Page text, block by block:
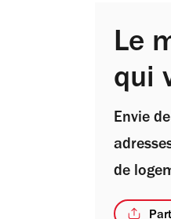
Le
qui
Envie
de